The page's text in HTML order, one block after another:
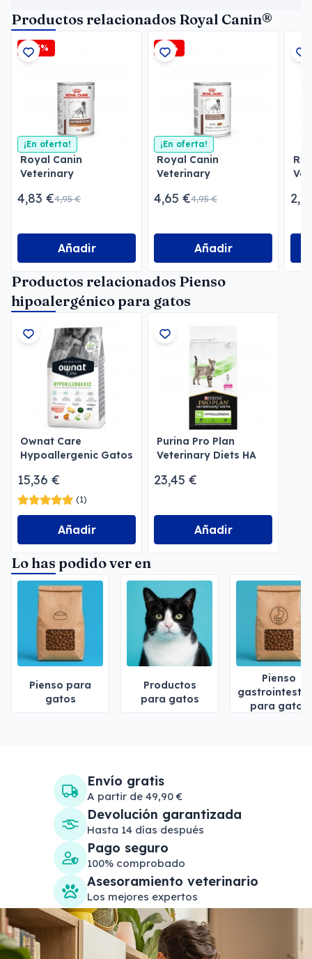
Productos relacionados Royal Canin®
-2,5%
¡En oferta!
Royal Canin
Veterinary
Fat Paté
4,83 €4,95 €
Añadir
-6%
¡En oferta!
Royal Canin
Veterinary
4,65 €4,95 €
Añadir
Productos relacionados Pienso
hipoalergénico para gatos
Ownat Care
Hypoallergenic Gatos
15,36 €
(1)
Añadir
Purina Pro Plan
Veterinary Diets HA
23,45 €
Añadir
Lo has podido ver en
Pienso para
gatos
Productos
para gatos
Pienso
para gatos
Envío gratis
A partir de 49,90 €
Devolución garantizada
Hasta 14 días después
Pago seguro
100% comprobado
Asesoramiento veterinario
Los mejores expertos